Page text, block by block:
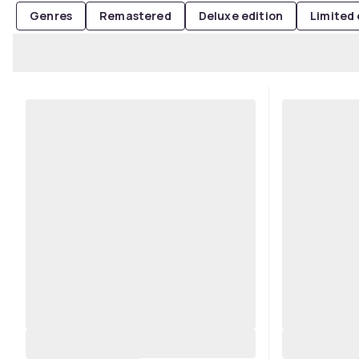
Genres Remastered Deluxe edition Limited